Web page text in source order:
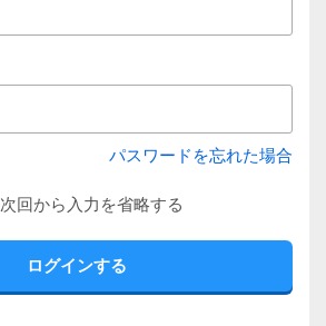
パスワードを忘れた場合
次回から入力を省略する